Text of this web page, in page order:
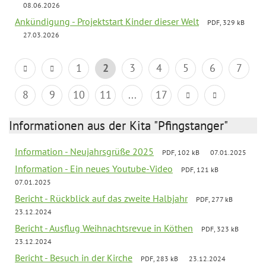
08.06.2026
Ankündigung - Projektstart Kinder dieser Welt
PDF, 329 kB
27.03.2026
1 2 3 4 5 6
7
8
9 10 11 ... 17
Informationen aus der Kita "Pfingstanger"
Information - Neujahrsgrüße 2025 PDF, 102 kB 07.01.2025
Information - Ein neues Youtube-Video
PDF, 121 kB
07.01.2025
Bericht - Rückblick auf das zweite Halbjahr
PDF, 277 kB
23.12.2024
Bericht - Ausflug Weihnachtsrevue in Köthen
PDF, 323 kB
23.12.2024
Bericht - Besuch in der Kirche PDF, 283 kB 23.12.2024